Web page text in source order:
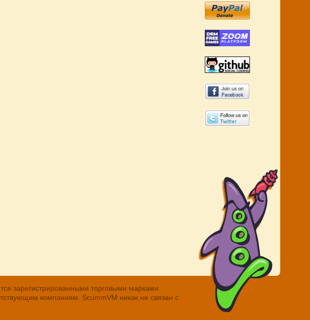
зарегистрированными торговыми марками
компаниям. ScummVM никак не связан с